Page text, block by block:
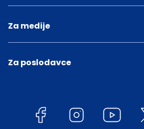
Za medije
Za poslodavce